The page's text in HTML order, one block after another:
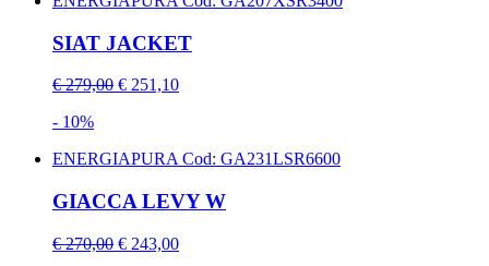
SIAT JACKET
€ 279,00 € 251,10
- 10%
ENERGIAPURA Cod: GA231LSR6600
GIACCA LEVY W
€ 270,00 € 243,00